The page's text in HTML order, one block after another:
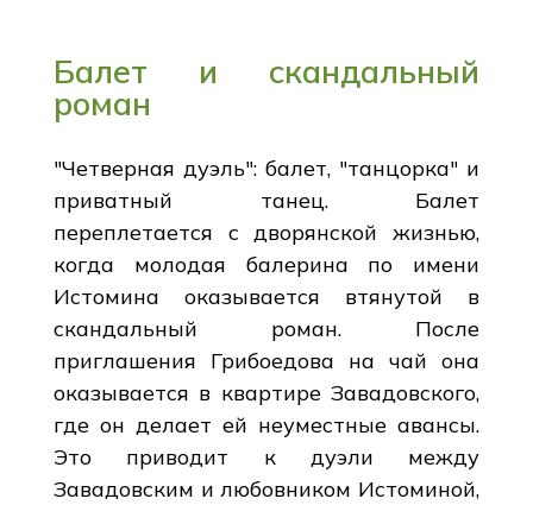
Балет и скандальный
роман
"Четверная дуэль": балет, "танцорка" и
приватный танец. Балет
переплетается с дворянской жизнью,
когда молодая балерина по имени
Истомина оказывается втянутой в
скандальный роман. После
приглашения Грибоедова на чай она
оказывается в квартире Завадовского,
где он делает ей неуместные авансы.
Это приводит к дуэли между
Завадовским и любовником Истоминой,